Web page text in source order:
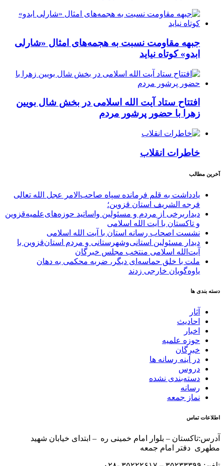
جبهه مقاومت نسبت به هجمه‌های امثال «شارلی
ابدو» کوتاه نیاید
افتتاح ستاد آیت الله اسلامی در بخش شال بویین
زهرا با حضور پرشور مردم
خاطرات انقلاب
آخرین مطالب
یادداشت به قلم فرمانده سپاه صاحب‌الامر عجل الله تعالی
فرجه الشریف استان قزوین؛
دیداربرخی از مردم و مسئولین واساتید حوزه‌های‌علمیه‌قزوین
و تاکستان با آیت الله اسلامی
نشست اصحاب رسانه استان با آیت الله اسلامی
دیدار مسئولین استانی‌وشهرستانی و مردم‌ استان‌قزوین با
آیت‌الله‌ اسلامی منتخب مجلس‌ خبرگان
ملت با خلق حماسه‌ای دیگر، ضربه محکمی به دهان
یاوه‌گویان خارجی زدند
دسته بندی ها
آثار
احادیث
اخبار
حوزه علمیه
خبرگان
در آینه رسانه ها
دروس
دسته‌بندی نشده
رسانه
نماز جمعه
اطلاعات تماس
آدرس:تاکستان – بلوار امام خمینی ره – ابتدای خیابان شهید
مطهری دفتر امام جمعه